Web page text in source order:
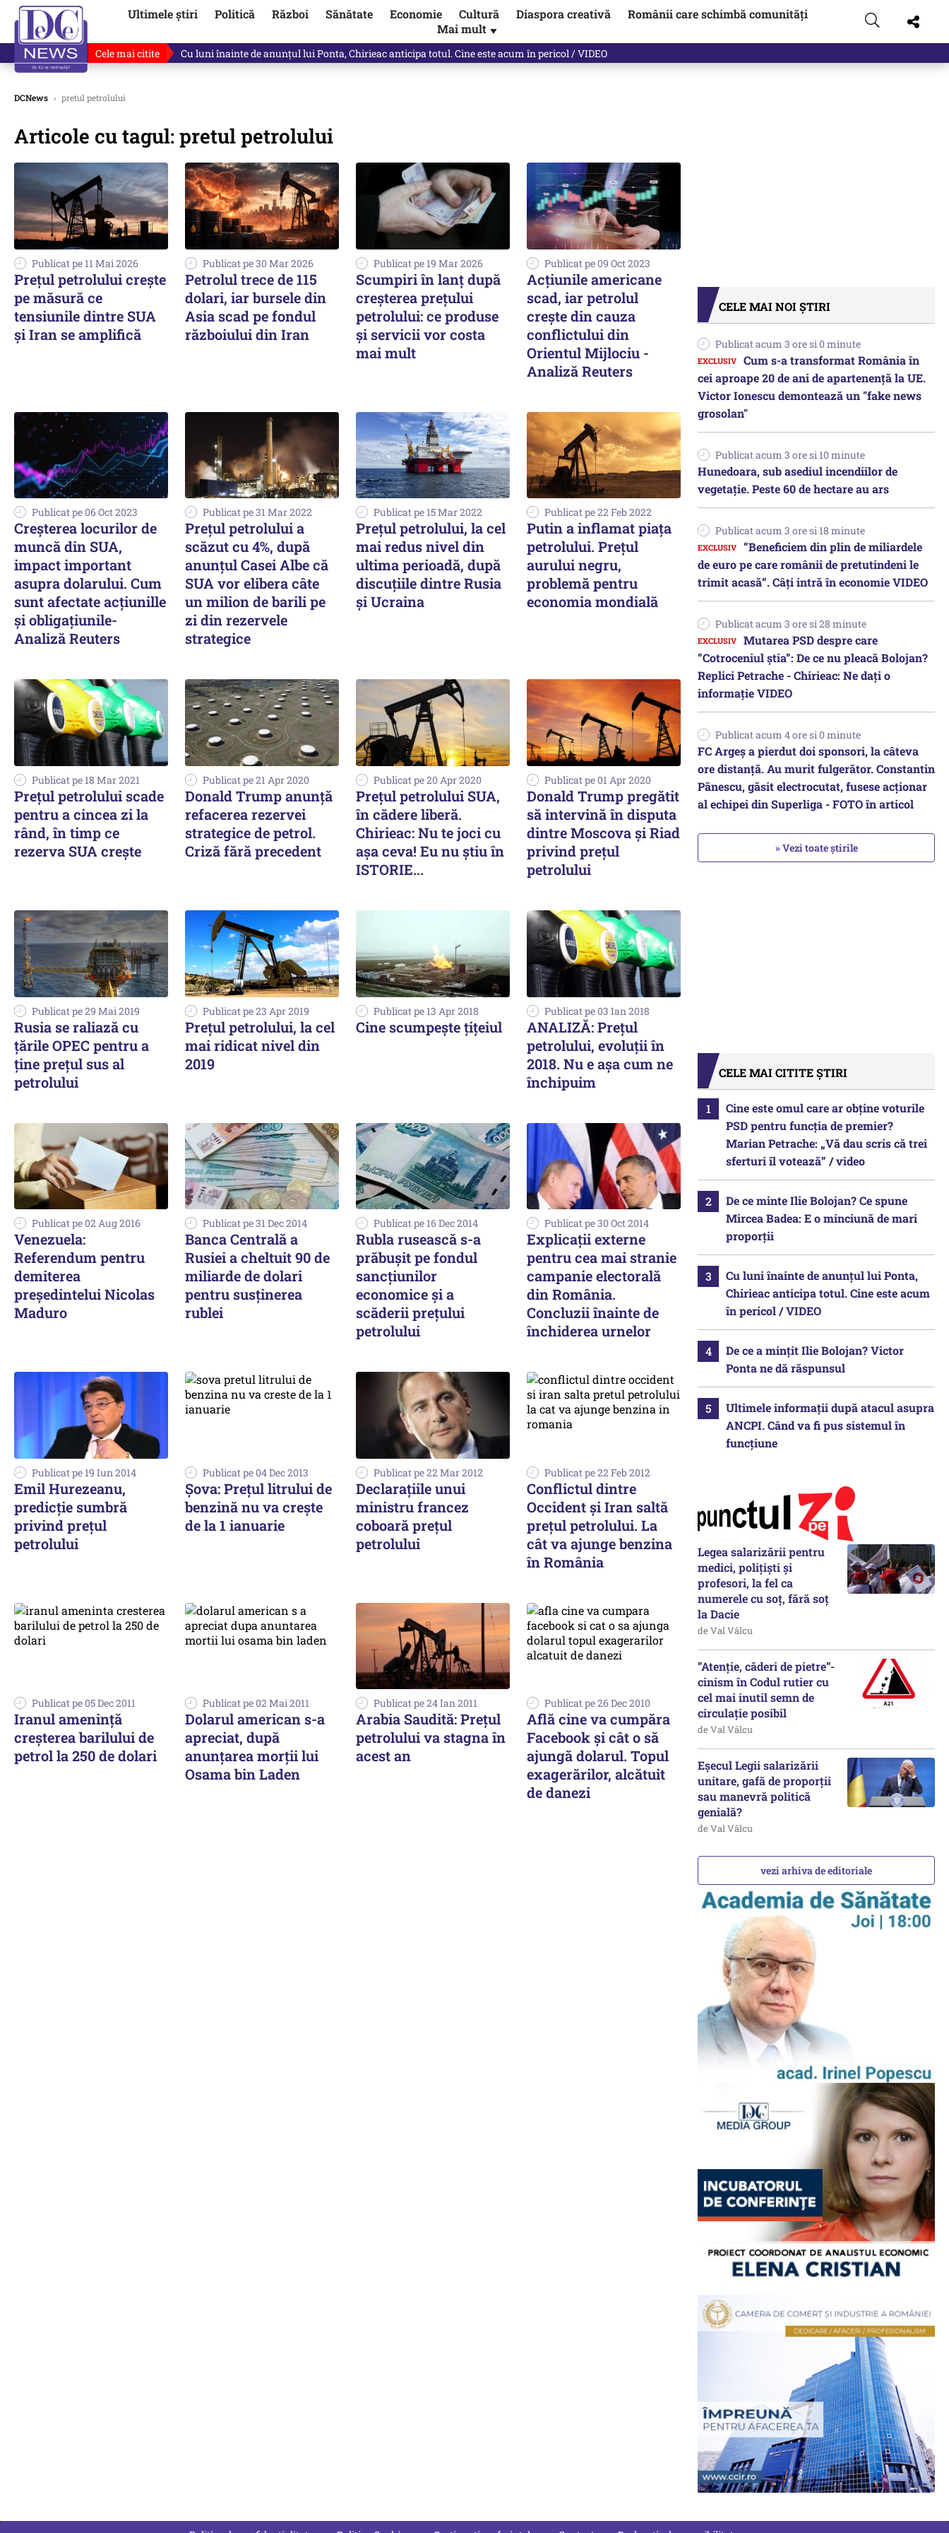
Ultimele știri Politică Război Sănătate Economie Cultură Diaspora creativă
Românii care schimbă comunități
Mai mult ▼
Cele mai citite Cu luni înainte de anunțul lui Ponta, Chirieac anticipa totul. Cine este acum în pericol / VIDEO
DCNews › pretul petrolului
Articole cu tagul: pretul petrolului
Publicat pe 11 Mai 2026
Prețul petrolului crește
pe măsură ce
tensiunile dintre SUA
și Iran se amplifică
Publicat pe 30 Mar 2026
Petrolul trece de 115
dolari, iar bursele din
Asia scad pe fondul
războiului din Iran
Publicat pe 19 Mar 2026
Scumpiri în lanț după
creșterea prețului
petrolului: ce produse
și servicii vor costa
mai mult
Publicat pe 09 Oct 2023
Acțiunile americane
scad, iar petrolul
crește din cauza
conflictului din
Orientul Mijlociu -
Analiză Reuters
Publicat pe 06 Oct 2023
Creșterea locurilor de
muncă din SUA,
impact important
asupra dolarului. Cum
sunt afectate acțiunille
și obligațiunile-
Analiză Reuters
Publicat pe 31 Mar 2022
Prețul petrolului a
scăzut cu 4%, după
anunțul Casei Albe că
SUA vor elibera câte
un milion de barili pe
zi din rezervele
strategice
Publicat pe 15 Mar 2022
Preţul petrolului, la cel
mai redus nivel din
ultima perioadă, după
discuţiile dintre Rusia
şi Ucraina
Publicat pe 22 Feb 2022
Putin a inflamat piața
petrolului. Prețul
aurului negru,
problemă pentru
economia mondială
Publicat pe 18 Mar 2021
Prețul petrolului scade
pentru a cincea zi la
rând, în timp ce
rezerva SUA crește
Publicat pe 21 Apr 2020
Donald Trump anunţă
refacerea rezervei
strategice de petrol.
Criză fără precedent
Publicat pe 20 Apr 2020
Prețul petrolului SUA,
în cădere liberă.
Chirieac: Nu te joci cu
așa ceva! Eu nu știu în
ISTORIE...
Publicat pe 01 Apr 2020
Donald Trump pregătit
să intervină în disputa
dintre Moscova şi Riad
privind prețul
petrolului
Publicat pe 29 Mai 2019
Rusia se raliază cu
țările OPEC pentru a
ține prețul sus al
petrolului
Publicat pe 23 Apr 2019
Preţul petrolului, la cel
mai ridicat nivel din
2019
Publicat pe 13 Apr 2018
Cine scumpeşte ţiţeiul
Publicat pe 03 Ian 2018
ANALIZĂ: Preţul
petrolului, evoluţii în
2018. Nu e aşa cum ne
închipuim
Publicat pe 02 Aug 2016
Venezuela:
Referendum pentru
demiterea
președintelui Nicolas
Maduro
Publicat pe 31 Dec 2014
Banca Centrală a
Rusiei a cheltuit 90 de
miliarde de dolari
pentru susţinerea
rublei
Publicat pe 16 Dec 2014
Rubla rusească s-a
prăbuşit pe fondul
sancțiunilor
economice și a
scăderii prețului
petrolului
Publicat pe 30 Oct 2014
Explicații externe
pentru cea mai stranie
campanie electorală
din România.
Concluzii înainte de
închiderea urnelor
Publicat pe 19 Iun 2014
Emil Hurezeanu,
predicție sumbră
privind prețul
petrolului
Publicat pe 04 Dec 2013
Șova: Prețul litrului de
benzină nu va crește
de la 1 ianuarie
Publicat pe 22 Mar 2012
Declarațiile unui
ministru francez
coboară prețul
petrolului
Publicat pe 22 Feb 2012
Conflictul dintre
Occident și Iran saltă
prețul petrolului. La
cât va ajunge benzina
în România
Publicat pe 05 Dec 2011
Iranul ameninţă
creşterea barilului de
petrol la 250 de dolari
Publicat pe 02 Mai 2011
Dolarul american s-a
apreciat, după
anunţarea morţii lui
Osama bin Laden
Publicat pe 24 Ian 2011
Arabia Saudită: Preţul
petrolului va stagna în
acest an
Publicat pe 26 Dec 2010
Află cine va cumpăra
Facebook și cât o să
ajungă dolarul. Topul
exagerărilor, alcătuit
de danezi
CELE MAI NOI ȘTIRI
Publicat acum 3 ore si 0 minute
Cum s-a transformat România în
cei aproape 20 de ani de apartenență la UE.
Victor Ionescu demontează un "fake news
grosolan"
Publicat acum 3 ore si 10 minute
Hunedoara, sub asediul incendiilor de
vegetație. Peste 60 de hectare au ars
Publicat acum 3 ore si 18 minute
”Beneficiem din plin de miliardele
de euro pe care românii de pretutindeni le
trimit acasă”. Câți intră în economie VIDEO
Publicat acum 3 ore si 28 minute
Mutarea PSD despre care
”Cotroceniul știa”: De ce nu pleacă Bolojan?
Replici Petrache - Chirieac: Ne dați o
informație VIDEO
Publicat acum 4 ore si 0 minute
FC Argeș a pierdut doi sponsori, la câteva
ore distanță. Au murit fulgerător. Constantin
Pănescu, găsit electrocutat, fusese acționar
al echipei din Superliga - FOTO în articol
» Vezi toate știrile
CELE MAI CITITE ȘTIRI
Cine este omul care ar obține voturile
PSD pentru funcția de premier?
Marian Petrache: „Vă dau scris că trei
sferturi îl votează” / video
De ce minte Ilie Bolojan? Ce spune
Mircea Badea: E o minciună de mari
proporții
Cu luni înainte de anunțul lui Ponta,
Chirieac anticipa totul. Cine este acum
în pericol / VIDEO
De ce a mințit Ilie Bolojan? Victor
Ponta ne dă răspunsul
Ultimele informații după atacul asupra
ANCPI. Când va fi pus sistemul în
funcțiune
Legea salarizării pentru
medici, polițiști și
profesori, la fel ca
numerele cu soț, fără soț
la Dacie
de Val Vâlcu
”Atenție, căderi de pietre”-
cinism în Codul rutier cu
cel mai inutil semn de
circulație posibil
de Val Vâlcu
Eșecul Legii salarizării
unitare, gafă de proporții
sau manevră politică
genială?
de Val Vâlcu
vezi arhiva de editoriale